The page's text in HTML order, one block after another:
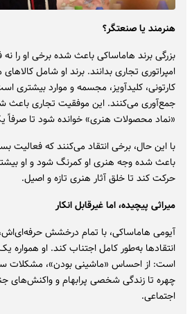
هنرمند یا صنعتگر؟
بزرگی برند هاماساکی باعث شده برخی او را
امپراتوری تجاری بدانند. برند او شامل
کارتونی، کلیدآویز، مجسمه و موارد بیشتری
جمع‌آوری می‌کنند. این موفقیت تجاری باعث
«نماد محصولات هنری» خوانده شود تا صرفاً
با این حال، برخی انتقاد می‌کنند که فعالیت
باعث شده وجه هنری او کمرنگ شود و او
حرکت کند تا خلق آثار هنری تازه و اصیل.
میراثی پیچیده، اما غیرقابل انکار
آیومی هاماساکی، با تمام درخشش
انتقادها به‌طور کامل اجتناب کند. او
است: از احساس «ماشینی بودن»، مشکلات
چهره تا زندگی شخصی پرابهام و واکنش‌های
اجتماعی.